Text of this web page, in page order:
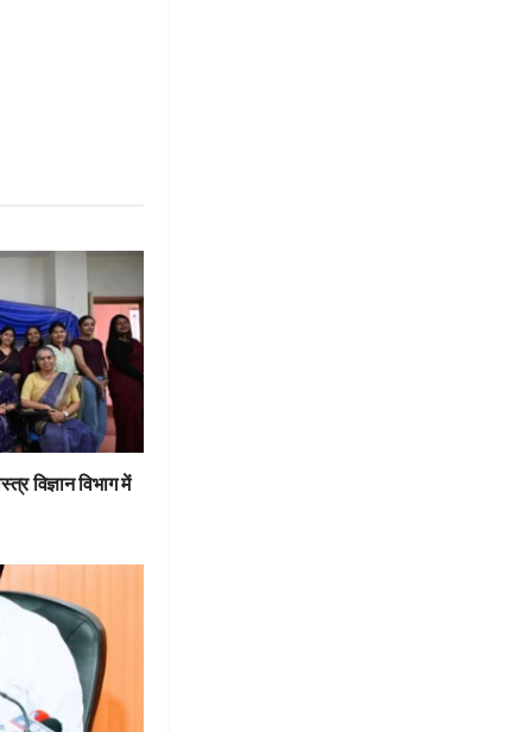
विज्ञान विभाग में